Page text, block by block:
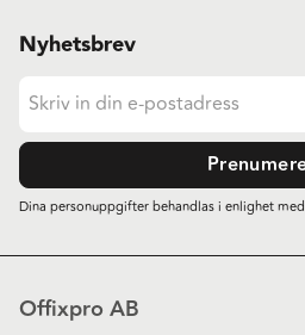
Nyhetsbrev
Dina personuppgifter behandlas i enlighet
Offixpro AB